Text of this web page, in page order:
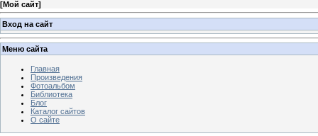
[Мой сайт]
Вход на сайт
Меню сайта
Главная
Произведения
Фотоальбом
Библиотека
Блог
Каталог сайтов
О сайте